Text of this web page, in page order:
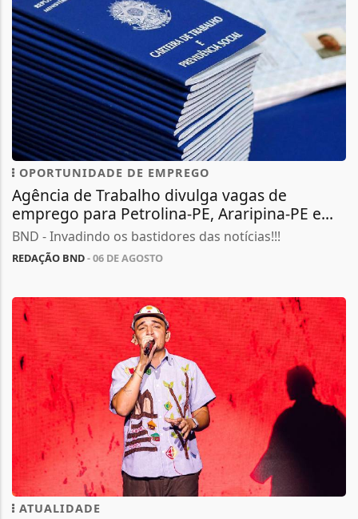
OPORTUNIDADE DE EMPREGO
Agência de Trabalho divulga vagas de
emprego para Petrolina-PE, Araripina-PE e...
BND - Invadindo os bastidores das notícias!!!
REDAÇÃO BND- 06 DE AGOSTO
ATUALIDADE